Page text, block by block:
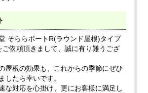
そららポートR(ラウンド屋根)タイプ
ご依頼頂きまして、誠に有り難うござ
屋根の効果も、これからの季節にぜひ
したら幸いです。
な対応を心掛け、更にお客様に満足し